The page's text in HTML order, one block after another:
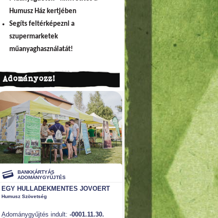
Humusz Ház kertjében
Segíts feltérképezni a
szupermarketek
műanyaghasználatát!
Adományozz!